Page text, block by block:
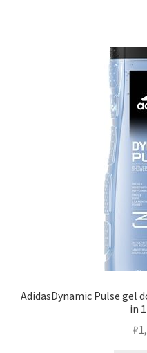
AdidasDynamic Pulse gel
in
₽